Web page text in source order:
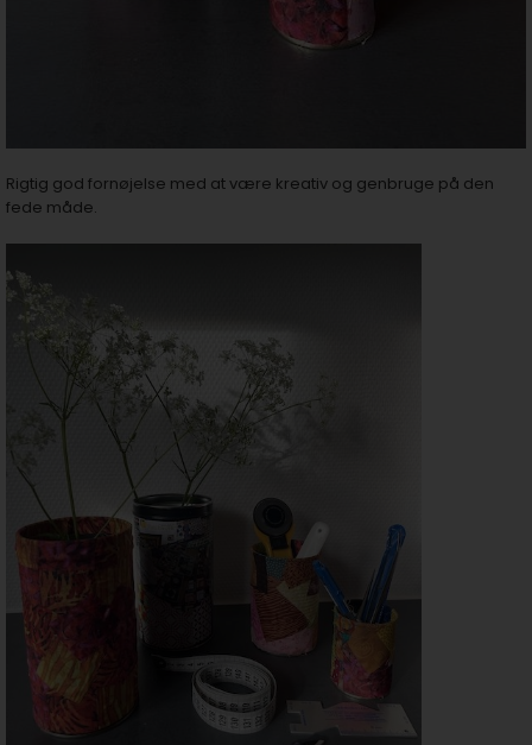
Rigtig god fornøjelse med at være kreativ og genbruge på den
fede måde.